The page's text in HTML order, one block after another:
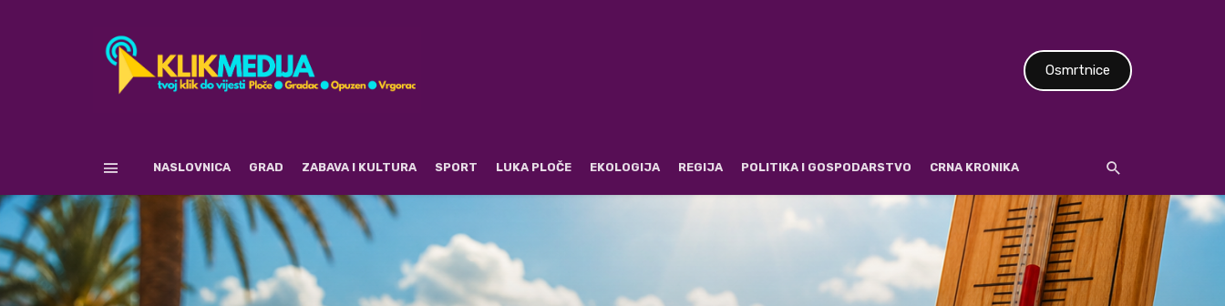
Osmrtnice
NASLOVNICA GRAD ZABAVA I KULTURA SPORT LUKA PLOČE EKOLOGIJA REGIJA POLITIKA I GOSPODARSTVO CRNA KRONIKA